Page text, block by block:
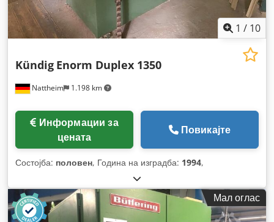
1 / 10
Nattheim 1.198 km
Kündig Enorm Duplex 1350
цената
Повикајте
Состојба: половен, Година на изградба: 1994,
Мал оглас